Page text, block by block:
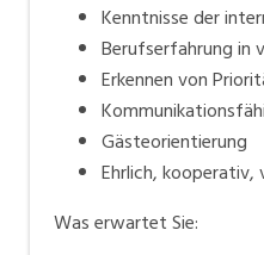
Kenntnisse der
Berufserfahrung in
Erkennen von
Gästeorientierung
Ehrlich,
Was erwartet Sie: